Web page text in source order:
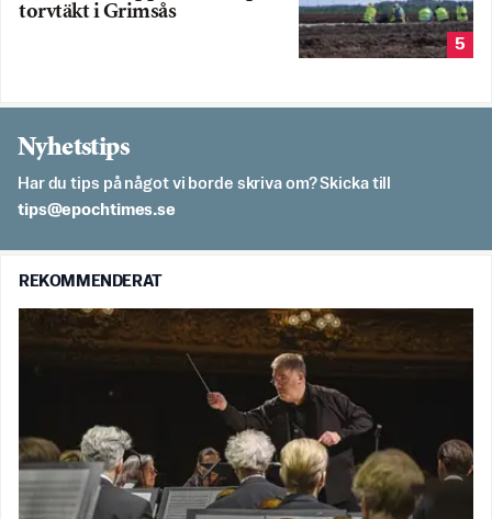
torvtäkt i Grimsås
5
Nyhetstips
Har du tips på något vi borde skriva om? Skicka till
es.semithcope@spit
REKOMMENDERAT